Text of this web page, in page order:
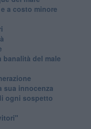
a costo minore
banalità del male
sua innocenza
ogni sospetto